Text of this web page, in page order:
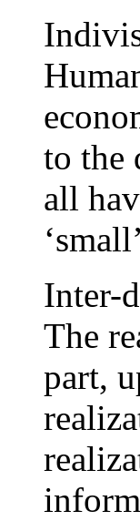
to the
all
Inter-
The
part,